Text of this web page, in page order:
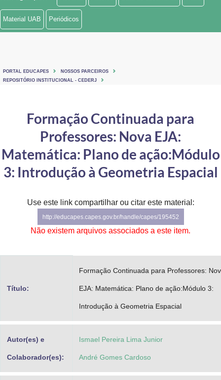
Ministério de Minas e Energia
Ministério do Turismo
Controladoria-Geral da União
Secretaria-Geral
Gabinete de Segurança Institucional
Advocacia-Geral da União
Material UAB Periódicos
PORTAL EDUCAPES
NOSSOS PARCEIROS
REPOSITÓRIO INSTITUCIONAL - CEDERJ
Formação Continuada para
Professores: Nova EJA:
Matemática: Plano de ação:Módulo
3: Introdução à Geometria Espacial
Use este link compartilhar ou citar este material:
http://educapes.capes.gov.br/handle/capes/195452
Não existem arquivos associados a este item.
Título:
Formação Continuada para Professores:
EJA: Matemática: Plano de ação:Módulo 3:
Introdução à Geometria Espacial
Autor(es) e
Colaborador(es):
Ismael Pereira Lima Junior
André Gomes Cardoso